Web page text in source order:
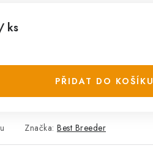
ks
PŘIDAT DO KOŠÍKU
Značka: Best Breeder